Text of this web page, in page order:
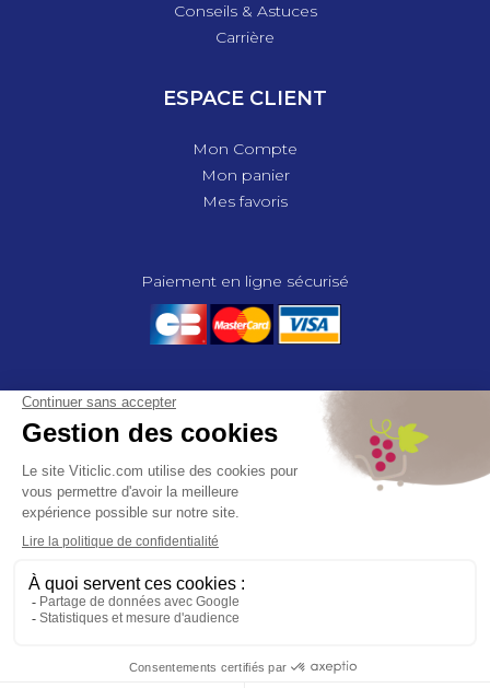
Conseils & Astuces
Carrière
ESPACE CLIENT
Mon Compte
Mon panier
Mes favoris
Paiement en ligne sécurisé
© 2025 - GROUPE COMPAS, TOUS DROITS RÉSERVÉS.
MENTIONS LÉGALES
CGV
POLITIQUE DE CONFIDENTIALITÉ
COMPAS, à travers ses métiers de négociant et distributeur répond aux
horticulteurs, dans le domaine des espaces verts, des collectivités et des
particuliers. Le service développement de COMPAS travaille en
partenariat étroit avec le monde agricole et viticole pour mettre au point,
tester et proposer à ses clients les solutions les mieux adaptées. Agrément